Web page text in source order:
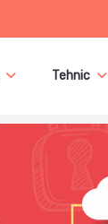
Tehnic